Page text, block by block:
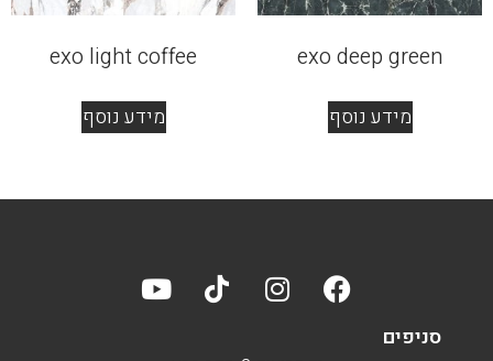
exo deep green
מידע נוסף
exo light coffee
מידע נוסף
סניפים